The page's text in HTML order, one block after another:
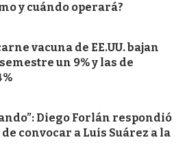
y cuándo operará?
vacuna de EE.UU. bajan
un 9% y las de
Diego Forlán respondió
convocar a Luis Suárez a la